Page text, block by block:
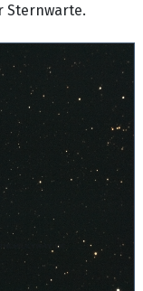
Sternwarte.